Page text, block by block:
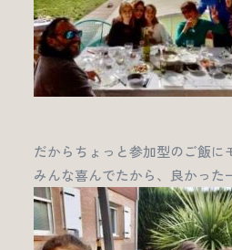
だからちょっと参加型のご飯に
みんな喜んでたから、良かった